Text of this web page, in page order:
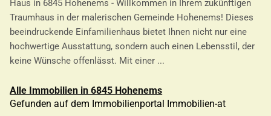
Haus in 6845 Hohenems - Willkommen in Ihrem zukünftigen
Traumhaus in der malerischen Gemeinde Hohenems! Dieses
beeindruckende Einfamilienhaus bietet Ihnen nicht nur eine
hochwertige Ausstattung, sondern auch einen Lebensstil, der
keine Wünsche offenlässt. Mit einer ...
Alle Immobilien in 6845 Hohenems
Gefunden auf dem Immobilienportal Immobilien-at